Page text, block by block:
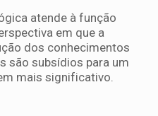
atende à função
em que a
dos conhecimentos
são subsídios para um
mais significativo.